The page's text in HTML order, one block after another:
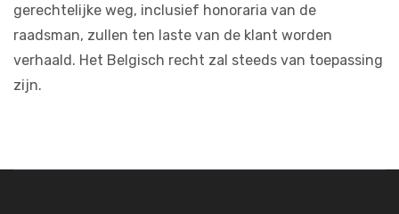
gerechtelijke weg, inclusief honoraria van de
raadsman, zullen ten laste van de klant worden
verhaald. Het Belgisch recht zal steeds van toepassing
zijn.